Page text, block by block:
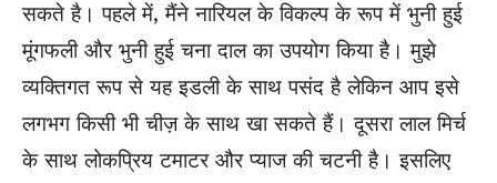
सकते है। पहले में, मैंने नारियल के विकल्प के रूप में भुनी हुई
मूंगफली और भुनी हुई चना दाल का उपयोग किया है। मुझे
व्यक्तिगत रूप से यह इडली के साथ पसंद है लेकिन आप इसे
लगभग किसी भी चीज़ के साथ खा सकते हैं। दूसरा लाल मिर्च
के साथ लोकप्रिय टमाटर और प्याज की चटनी है। इसलिए